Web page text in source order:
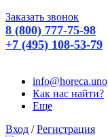
Заказать звонок
8 (800) 777-75-98
+7 (495) 108-53-79
info@horeca.uno
Как нас найти?
Еще
Вход / Регистрация